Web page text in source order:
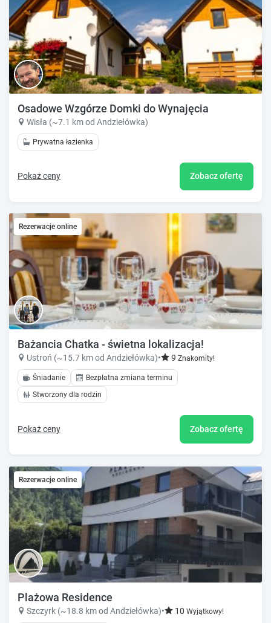
Osadowe Wzgórze Domki do Wynajęcia
Wisła (~7.1 km od Andziełówka)
Prywatna łazienka
Pokaż ceny Zobacz ofertę
Rezerwacje online
Bażancia Chatka - świetna lokalizacja!
Ustroń (~15.7 km od Andziełówka)• 9 Znakomity!
Śniadanie
Bezpłatna zmiana terminu
Stworzony dla rodzin
Pokaż ceny Zobacz ofertę
Rezerwacje online
Plażowa Residence
Szczyrk (~18.8 km od Andziełówka)• 10 Wyjątkowy!